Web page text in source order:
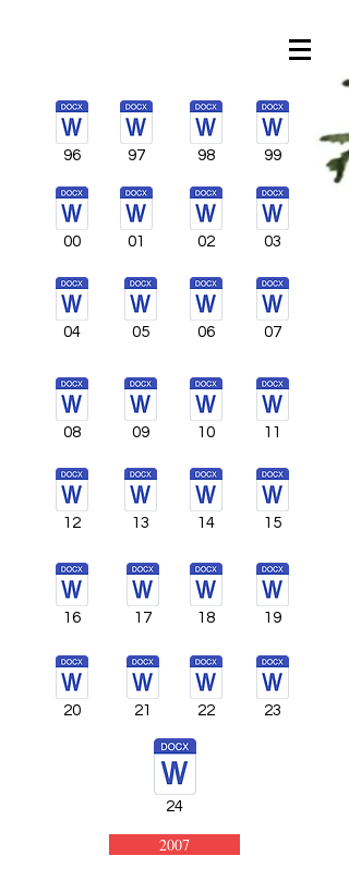
96 97 98 99
00 01 02 03
04 05 06 07
08 09 10 11
12 13 14 15
16 17 18 19
20 21 22 23
24
2007